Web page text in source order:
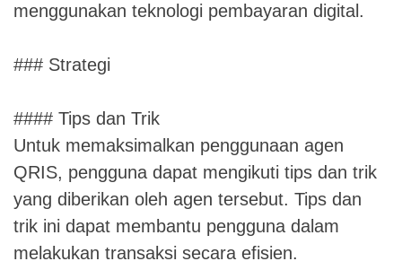
menggunakan teknologi pembayaran digital.
### Strategi
#### Tips dan Trik
Untuk memaksimalkan penggunaan agen
QRIS, pengguna dapat mengikuti tips dan trik
yang diberikan oleh agen tersebut. Tips dan
trik ini dapat membantu pengguna dalam
melakukan transaksi secara efisien.